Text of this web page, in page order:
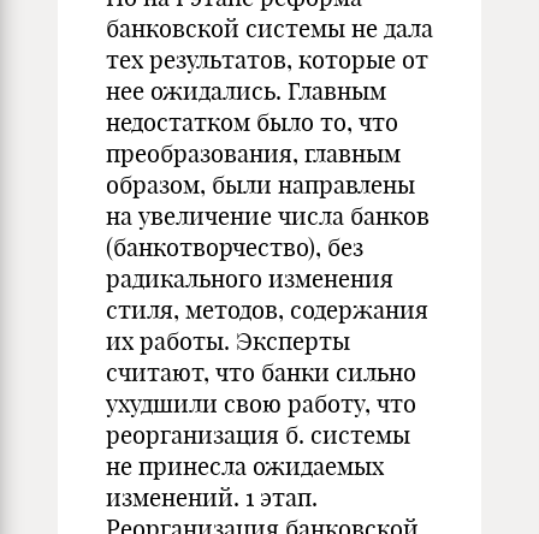
банковской системы не дала
тех результатов, которые от
нее ожидались. Главным
недостатком было то, что
преобразования, главным
образом, были направлены
на увеличение числа банков
(банкотворчество), без
радикального изменения
стиля, методов, содержания
их работы. Эксперты
считают, что банки сильно
ухудшили свою работу, что
реорганизация б. системы
не принесла ожидаемых
изменений. 1 этап.